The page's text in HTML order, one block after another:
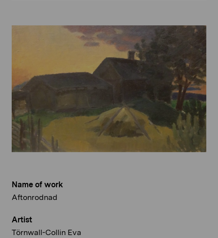
Name of work
Aftonrodnad
Artist
Törnwall-Collin Eva